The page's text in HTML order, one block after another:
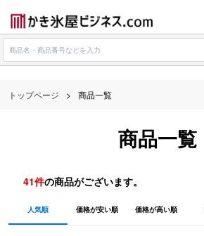
トップページ 商品一覧
商品一覧
41件の商品がございます。
人気順 価格が安い順 価格が高い順